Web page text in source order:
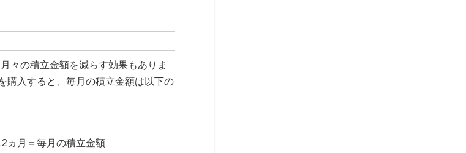
々の積立金額を減らす効果もありま
購入すると、毎月の積立金額は以下の
ヵ月＝毎月の積立金額